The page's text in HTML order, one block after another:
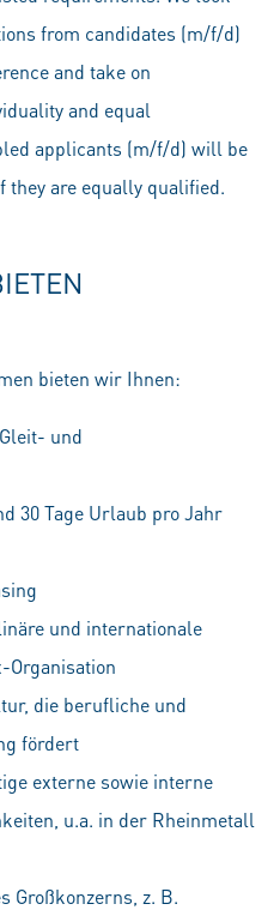
from candidates (m/f/d)
and take on
and equal
applicants (m/f/d) will be
they are equally qualified.
bieten wir Ihnen:
und
30 Tage Urlaub pro Jahr
und internationale
Organisation
die berufliche und
fördert
externe sowie interne
u.a. in der Rheinmetall
Großkonzerns, z. B.